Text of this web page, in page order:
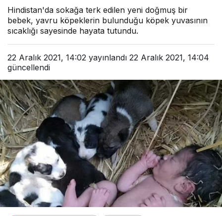
Hindistan'da sokağa terk edilen yeni doğmuş bir
bebek, yavru köpeklerin bulunduğu köpek yuvasının
sıcaklığı sayesinde hayata tutundu.
22 Aralık 2021, 14:02 yayınlandı 22 Aralık 2021, 14:04
güncellendi